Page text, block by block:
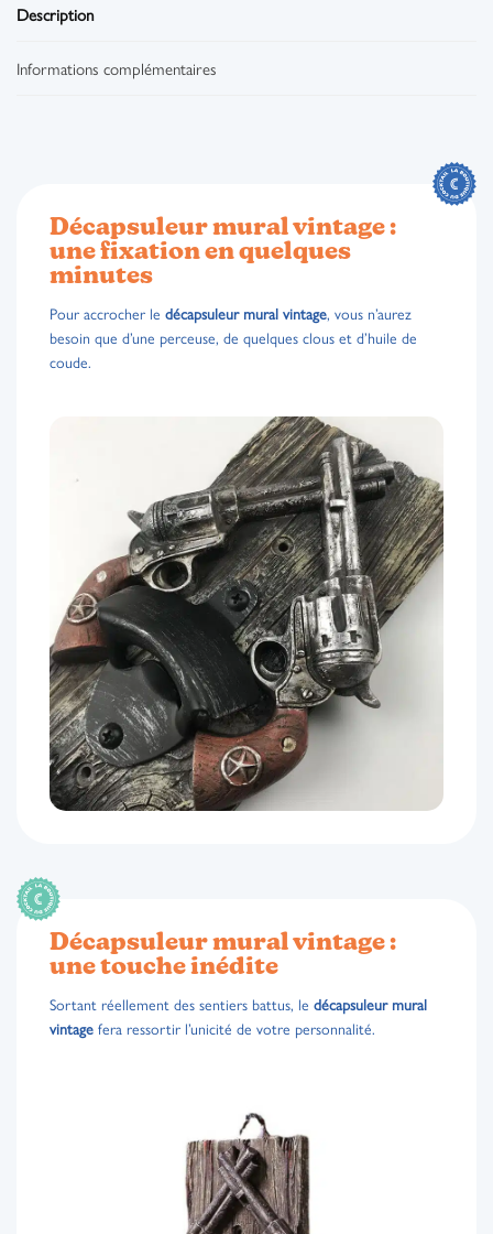
Description
Informations complémentaires
Décapsuleur mural vintage :
une fixation en quelques
minutes
Pour accrocher le décapsuleur mural vintage, vous n’aurez
besoin que d’une perceuse, de quelques clous et d’huile de
coude.
Décapsuleur mural vintage :
une touche inédite
Sortant réellement des sentiers battus, le décapsuleur mural
vintage fera ressortir l’unicité de votre personnalité.